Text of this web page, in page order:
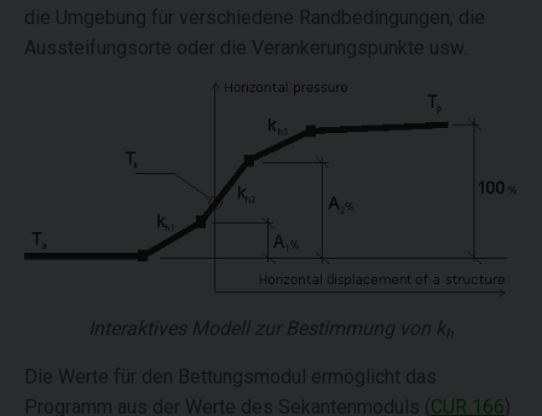
die Umgebung für verschiedene Randbedingungen, die
Aussteifungsorte oder die Verankerungspunkte usw.
Interaktives Modell zur Bestimmung von kh
Die Werte für den Bettungsmodul ermöglicht das
Programm aus der Werte des Sekantenmoduls ( CUR 166)